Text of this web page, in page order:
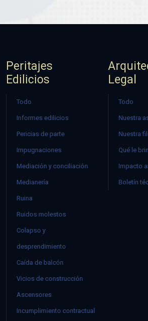
Peritajes
Edilicios
Todo
Informes edilicios
Pericias de parte
Impugnaciones
Mediación y conciliación
Medianería
Ruina
Ruidos molestos
Colapso y
desprendimiento
Caída de balcón
Vicios de construcción
Ascensores
Incumplimiento contractual
Legal
Todo
Nuestra
Nuestra
Qué le
Impacto
Boletín